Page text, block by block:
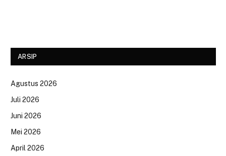
ARSIP
Agustus 2026
Juli 2026
Juni 2026
Mei 2026
April 2026